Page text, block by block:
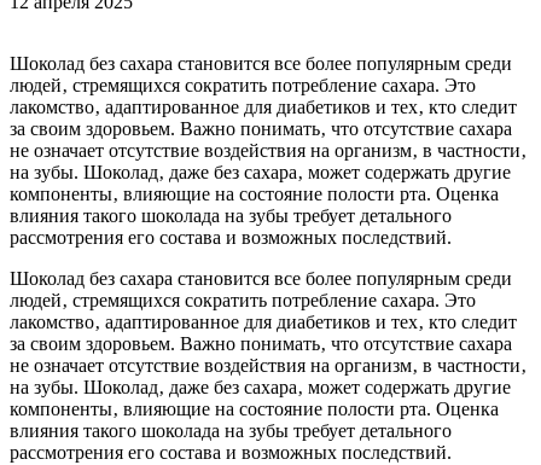
Шоколад без сахара становится все более популярным среди
людей‚ стремящихся сократить потребление сахара. Это
лакомство‚ адаптированное для диабетиков и тех‚ кто следит
за своим здоровьем. Важно понимать‚ что отсутствие сахара
не означает отсутствие воздействия на организм‚ в частности‚
на зубы. Шоколад‚ даже без сахара‚ может содержать другие
компоненты‚ влияющие на состояние полости рта. Оценка
влияния такого шоколада на зубы требует детального
рассмотрения его состава и возможных последствий.
Шоколад без сахара становится все более популярным среди
людей‚ стремящихся сократить потребление сахара. Это
лакомство‚ адаптированное для диабетиков и тех‚ кто следит
за своим здоровьем. Важно понимать‚ что отсутствие сахара
не означает отсутствие воздействия на организм‚ в частности‚
на зубы. Шоколад‚ даже без сахара‚ может содержать другие
компоненты‚ влияющие на состояние полости рта. Оценка
влияния такого шоколада на зубы требует детального
рассмотрения его состава и возможных последствий.